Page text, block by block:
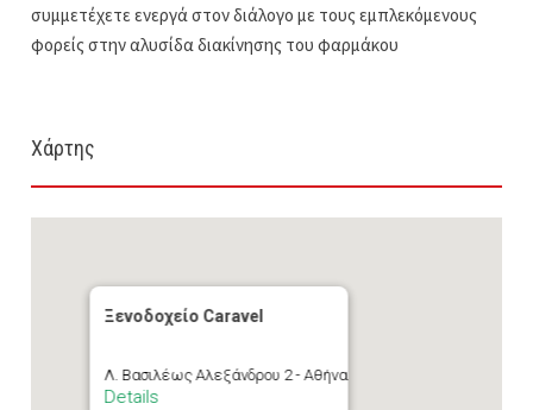
συμμετέχετε ενεργά στον διάλογο με τους εμπλεκόμενους
φορείς στην αλυσίδα διακίνησης του φαρμάκου
Χάρτης
Ξενοδοχείο Caravel
Λ. Βασιλέως Αλεξάνδρου 2 - Αθήνα
Details